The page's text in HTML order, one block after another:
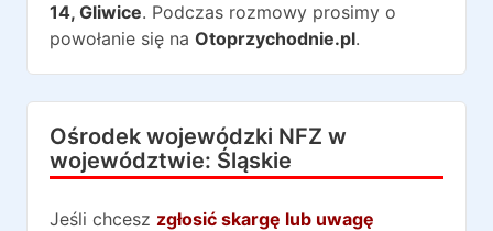
14, Gliwice. Podczas rozmowy prosimy o
powołanie się na Otoprzychodnie.pl.
Ośrodek wojewódzki NFZ w
województwie: Śląskie
Jeśli chcesz zgłosić skargę lub uwagę